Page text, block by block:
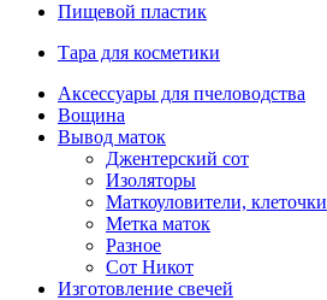
Пищевой пластик
Тара для косметики
Аксессуары для пчеловодства
Вощина
Вывод маток
Джентерский сот
Изоляторы
Маткоуловители, клеточки
Метка маток
Разное
Сот Никот
Изготовление свечей